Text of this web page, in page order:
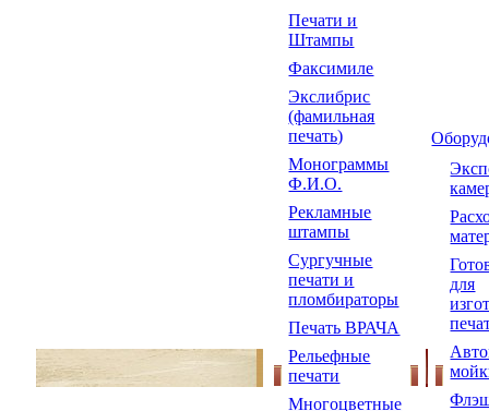
Печати и
Штампы
Факсимиле
Экслибрис
(фамильная
печать)
Монограммы
Ф.И.О.
Рекламные
штампы
Сургучные
печати и
пломбираторы
Печать ВРАЧА
Рельефные
печати
Многоцветные
для